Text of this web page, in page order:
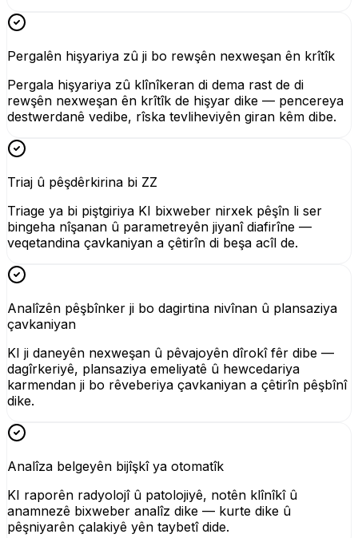
Pergalên hişyariya zû ji bo rewşên nexweşan ên krîtîk
Pergala hişyariya zû klînîkeran di dema rast de di
rewşên nexweşan ên krîtîk de hişyar dike — pencereya
destwerdanê vedibe, rîska tevliheviyên giran kêm dibe.
Triaj û pêşdêrkirina bi ZZ
Triage ya bi piştgiriya KI bixweber nirxek pêşîn li ser
bingeha nîşanan û parametreyên jiyanî diafirîne —
veqetandina çavkaniyan a çêtirîn di beşa acîl de.
Analîzên pêşbînker ji bo dagirtina nivînan û plansaziya
çavkaniyan
KI ji daneyên nexweşan û pêvajoyên dîrokî fêr dibe —
dagîrkeriyê, plansaziya emeliyatê û hewcedariya
karmendan ji bo rêveberiya çavkaniyan a çêtirîn pêşbînî
dike.
Analîza belgeyên bijîşkî ya otomatîk
KI raporên radyolojî û patolojiyê, notên klînîkî û
anamnezê bixweber analîz dike — kurte dike û
pêşniyarên çalakiyê yên taybetî dide.